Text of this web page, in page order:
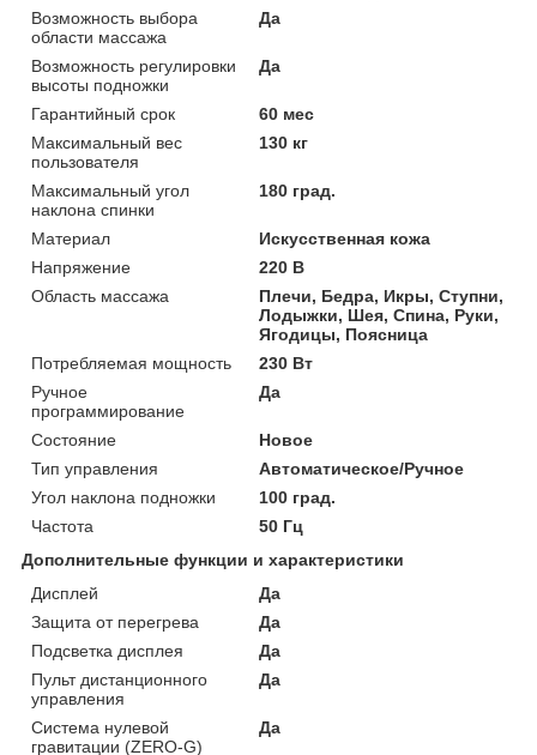
Возможность выбора
области массажа
Да
Возможность регулировки
высоты подножки
Да
Гарантийный срок
60 мес
Максимальный вес
пользователя
130 кг
Максимальный угол
наклона спинки
180 град.
Материал
Искусственная кожа
Напряжение
220 В
Область массажа
Плечи, Бедра, Икры, Ступни,
Лодыжки, Шея, Спина, Руки,
Ягодицы, Поясница
Потребляемая мощность
230 Вт
Ручное
программирование
Да
Состояние
Новое
Тип управления
Автоматическое/Ручное
Угол наклона подножки
100 град.
Частота
50 Гц
Дополнительные функции и характеристики
Дисплей
Да
Защита от перегрева
Да
Подсветка дисплея
Да
Пульт дистанционного
управления
Да
Система нулевой
гравитации (ZERO-G)
Да